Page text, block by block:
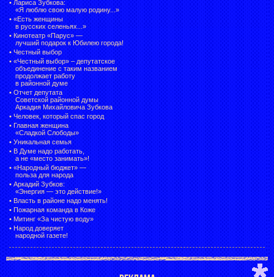
• Лариса Зубкова:
«Я люблю свою малую родину...»
• «Есть женщины
в русских селеньях...»
• Кинотеатр «Парус» —
лучший подарок к Юбилею города!
• Честный выбор
• «Честный выбор» – депутатское
объединение с таким названием
продолжает работу
в районной думе
• Отчет депутата
Советской районной думы
Аркадия Михайловича Зубкова
• Человек, который спас город
• Главная женщина
«Сладкой Слободы»
• Уникальная семья
• В Думе надо работать,
а не «место занимать»!
• «Народный бюджет» —
польза для народа
• Аркадий Зубков:
«Энергия — это действие!»
• Власть в районе надо менять!
• Пожарная команда в Коже
• Митинг «За чистую воду»
• Народ доверяет
народной газете!